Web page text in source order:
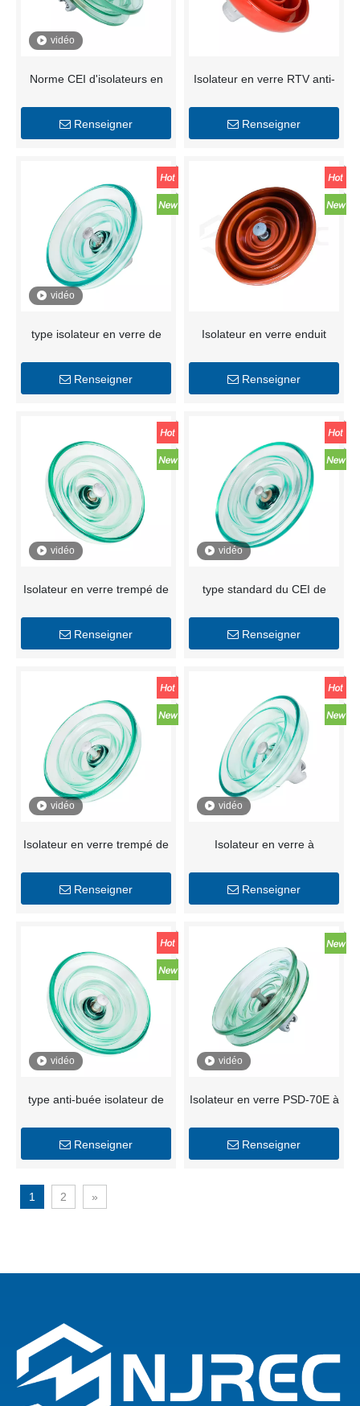
vidéo
Norme CEI d'isolateurs en
les lignes à haute tension
Renseigner
Isolateur en verre RTV anti-
Renseigner
vidéo
type isolateur en verre de
U100BLP
Renseigner
Isolateur en verre enduit
Renseigner
vidéo
Isolateur en verre trempé de
Renseigner
vidéo
type standard du CEI de
de disque
Renseigner
vidéo
Isolateur en verre trempé de
trempé de type standard
Renseigner
vidéo
Isolateur en verre à
Renseigner
vidéo
type anti-buée isolateur de
Renseigner
vidéo
Isolateur en verre PSD-70E à
transport d'énergie
Renseigner
1 2 »